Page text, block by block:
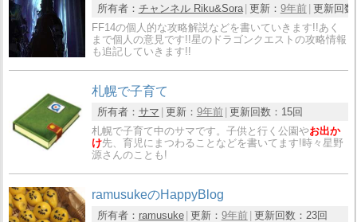
所有者： チャンネル Riku&Sora 更新： 9年前 更新回数
FF14の個人的な攻略解説などを書いていきます!!あく
まで個人の意見です!!星のドラゴンクエストの攻略情報
も追記していきます!!
札幌で子育て
所有者： サマ 更新： 9年前 更新回数： 15回
札幌で子育て中のサマです。子供と行く公園やお出か
け先、育児にまつわることなどを書いてます!時々星野
源さんのことも!
ramusukeのHappyBlog
所有者： ramusuke 更新： 9年前 更新回数： 23回